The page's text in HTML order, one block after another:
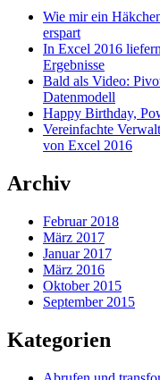
Wie mir ein
erspart
In Excel 2016
Ergebnisse
Bald als Video:
Datenmodell
Happy Birthday,
Vereinfachte
von Excel 2016
Archiv
Februar 2018
März 2017
Januar 2017
März 2016
Oktober 2015
September 2015
Kategorien